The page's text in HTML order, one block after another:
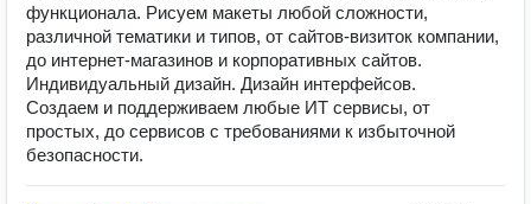
функционала. Рисуем макеты любой сложности,
различной тематики и типов, от сайтов-визиток компании,
до интернет-магазинов и корпоративных сайтов.
Индивидуальный дизайн. Дизайн интерфейсов.
Создаем и поддерживаем любые ИТ сервисы, от
простых, до сервисов с требованиями к избыточной
безопасности.